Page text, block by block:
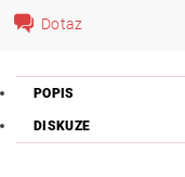
Dotaz
POPIS
DISKUZE